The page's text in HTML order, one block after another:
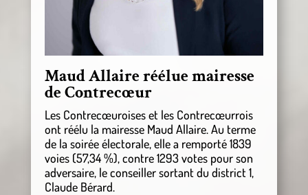
Maud Allaire réélue mairesse
de Contrecœur
Les Contrecœuroises et les Contrecœurrois
ont réélu la mairesse Maud Allaire. Au terme
de la soirée électorale, elle a remporté 1839
voies (57,34 %), contre 1293 votes pour son
adversaire, le conseiller sortant du district 1,
Claude Bérard.